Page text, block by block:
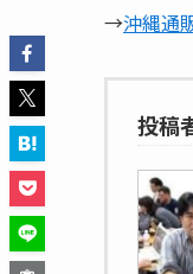
→沖縄通
投稿